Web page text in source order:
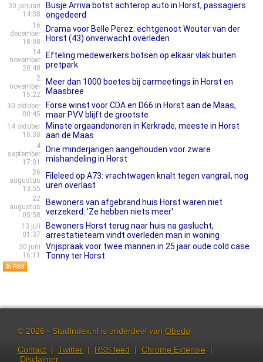
30 januari
14:38
Busje Arriva botst achterop auto in Horst, passagiers
ongedeerd
16
december
18:08
Drama voor Belle Perez: echtgenoot Wouter van der
Horst (43) onverwacht overleden
14
november
20:40
Efteling medewerkers botsen op elkaar vlak buiten
pretpark
2
november
15:22
Meer dan 1000 boetes bij carmeetings in Horst en
Maasbree
30 oktober
00:45
Forse winst voor CDA en D66 in Horst aan de Maas,
maar PVV blijft de grootste
14 oktober
16:38
Minste orgaandonoren in Kerkrade, meeste in Horst
aan de Maas
4
september
17:01
Drie minderjarigen aangehouden voor zware
mishandeling in Horst
26
augustus
13:55
Fileleed op A73: vrachtwagen knalt tegen vangrail, nog
uren overlast
22
augustus
05:58
Bewoners van afgebrand huis Horst waren niet
verzekerd: 'Ze hebben niets meer'
13 juli
01:37
Bewoners Horst terug naar huis na gaslucht,
arrestatieteam vindt overleden man in woning
30 juni
16:11
Vrijspraak voor twee mannen in 25 jaar oude cold case
Tonny ter Horst
© 2026 - StadIndex.nl is onderdeel van Obedo
Contact | Twitter | RSS feed | Chrome Extensie |
Disclaimer